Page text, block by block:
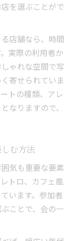
を選ぶことがで
店舗なら、時間
実際の利用者か
ゃれな空間で写
寄せられていま
トの種類、アレ
なりますので、
む方法
気も重要な要素
トロ、カフェ風
います。参加者
ことで、会の一